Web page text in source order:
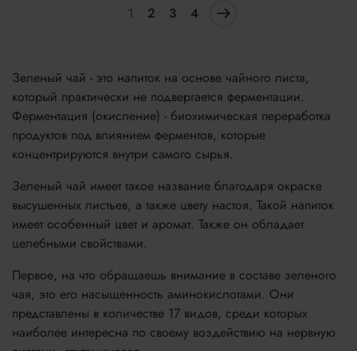
1 2 3 4
Зеленый чай - это напиток на основе чайного листа,
который практически не подвергается ферментации.
Ферментация (окисление) - биохимическая переработка
продуктов под влиянием ферментов, которые
концентрируются внутри самого сырья.
Зеленый чай имеет такое название благодаря окраске
высушенных листьев, а также цвету настоя. Такой напиток
имеет особенный цвет и аромат. Также он обладает
целебными свойствами.
Первое, на что обращаешь внимание в составе зеленого
чая, это его насыщенность аминокислотами. Они
представлены в количестве 17 видов, среди которых
наиболее интересна по своему воздействию на нервную